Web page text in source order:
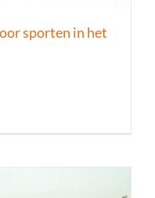
sporten in het